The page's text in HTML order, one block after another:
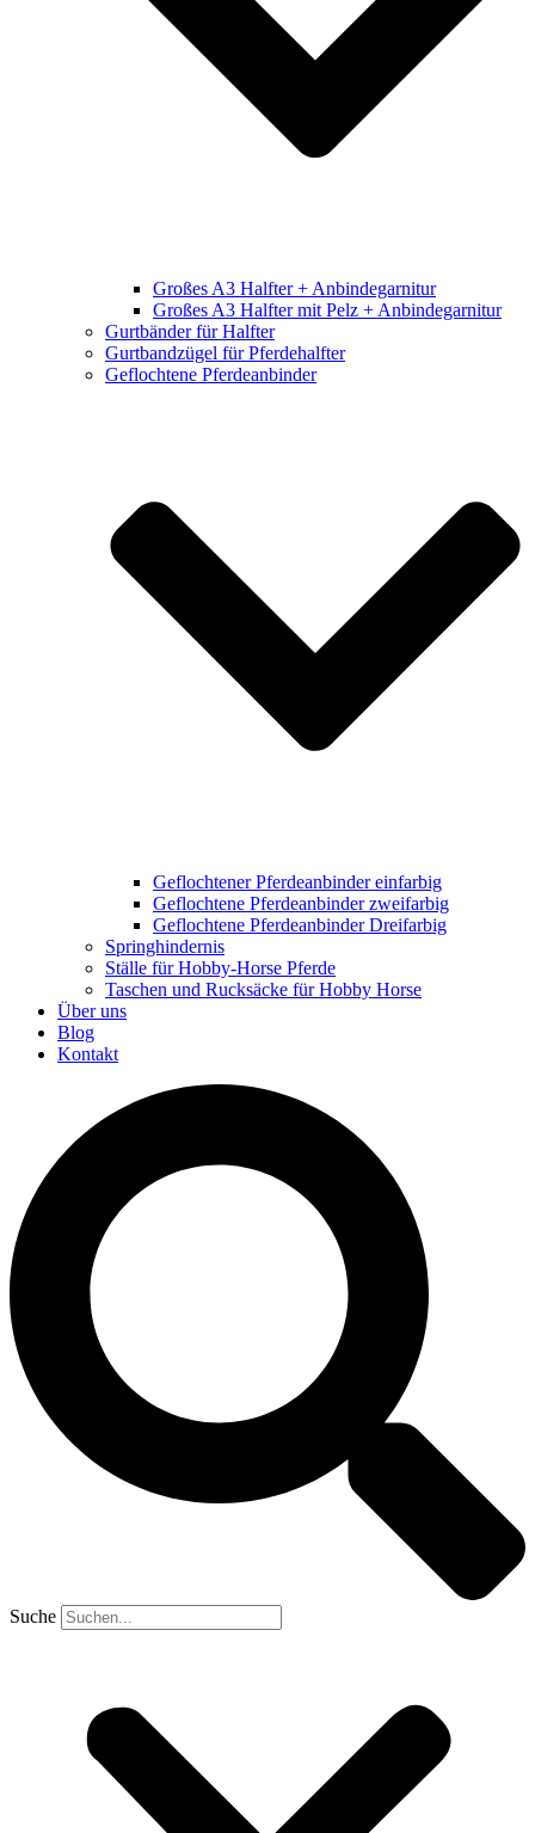
Großes A3 Halfter + Anbindegarnitur
Großes A3 Halfter mit Pelz + Anbindegarnitur
Gurtbänder für Halfter
Gurtbandzügel für Pferdehalfter
Geflochtene Pferdeanbinder
Geflochtener Pferdeanbinder einfarbig
Geflochtene Pferdeanbinder zweifarbig
Geflochtene Pferdeanbinder Dreifarbig
Springhindernis
Ställe für Hobby-Horse Pferde
Taschen und Rucksäcke für Hobby Horse
Über uns
Blog
Kontakt
Suche